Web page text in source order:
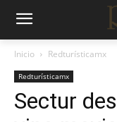
Inicio Redturísticamx
Redturísticamx
Sectur